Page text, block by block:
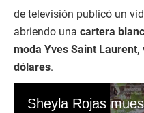
de televisión publicó un
abriendo una cartera
moda Yves Saint
dólares.